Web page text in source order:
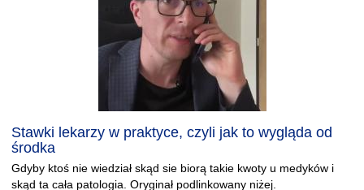
Stawki lekarzy w praktyce, czyli jak to wygląda od
środka
Gdyby ktoś nie wiedział skąd sie biorą takie kwoty u medyków i
skąd ta cała patologia. Oryginał podlinkowany niżej.